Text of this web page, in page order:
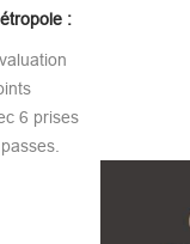
:
6 prises